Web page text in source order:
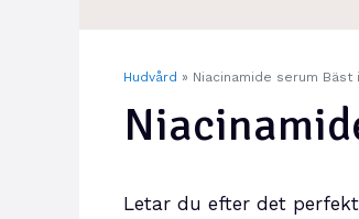
Hudvård » Niacinamide serum
Letar du efter det